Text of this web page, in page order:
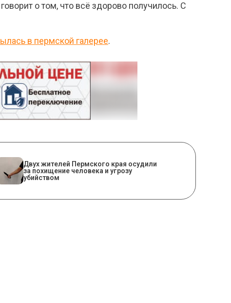
о том, что всё здорово получилось. С
в пермской галерее.
Двух жителей Пермского края осудили
за похищение человека и угрозу
убийством